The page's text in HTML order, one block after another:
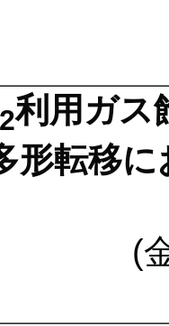
2利用ガス
形転移
(